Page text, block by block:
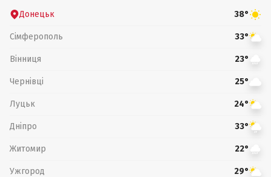
Донецьк 38°
Сімферополь 33°
Вінниця 23°
Чернівці 25°
Луцьк 24°
Дніпро 33°
Житомир 22°
Ужгород 29°